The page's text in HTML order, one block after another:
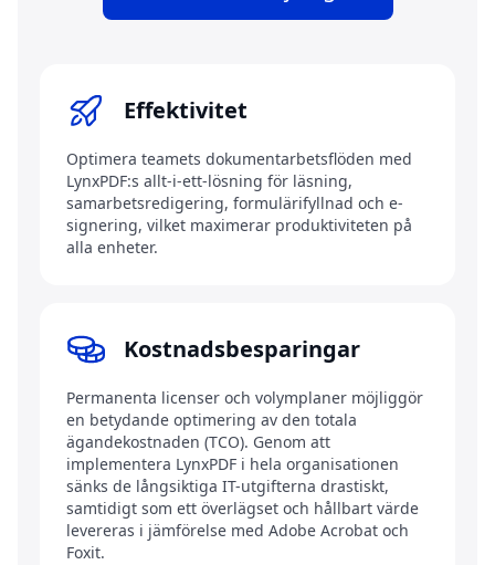
Effektivitet
Optimera teamets dokumentarbetsflöden med
LynxPDF:s allt-i-ett-lösning för läsning,
samarbetsredigering, formulärifyllnad och e-
signering, vilket maximerar produktiviteten på
alla enheter.
Kostnadsbesparingar
Permanenta licenser och volymplaner möjliggör
en betydande optimering av den totala
ägandekostnaden (TCO). Genom att
implementera LynxPDF i hela organisationen
sänks de långsiktiga IT-utgifterna drastiskt,
samtidigt som ett överlägset och hållbart värde
levereras i jämförelse med Adobe Acrobat och
Foxit.